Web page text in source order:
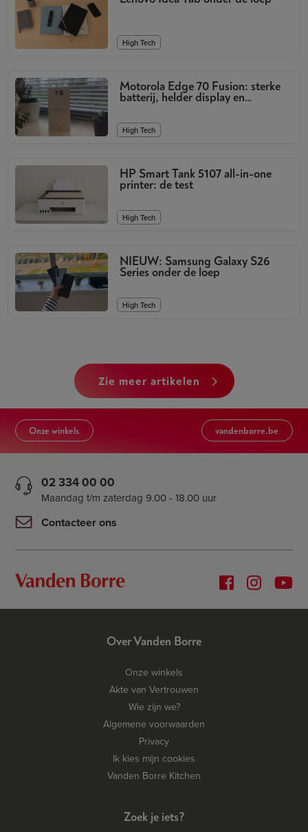
High Tech
Motorola Edge 70 Fusion: sterke
batterij, helder display en
kwalitatieve camera’s
High Tech
HP Smart Tank 5107 all-in-one
printer: de test
High Tech
NIEUW: Samsung Galaxy S26
Series onder de loep
High Tech
zie meer artikelen
Onze winkels vandenborre.be
02 334 00 00
Maandag t/m zaterdag 9.00 - 18.00 uur
Contacteer ons
Over Vanden Borre
Onze winkels
Akte van Vertrouwen
Wie zijn we?
Algemene voorwaarden
Privacy
Ik kies mijn cookies
Vanden Borre Kitchen
Zoek je iets?